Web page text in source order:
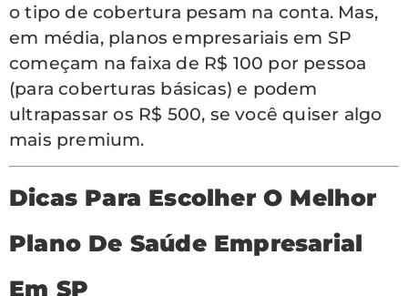
o tipo de cobertura pesam na conta. Mas,
em média, planos empresariais em SP
começam na faixa de R$ 100 por pessoa
(para coberturas básicas) e podem
ultrapassar os R$ 500, se você quiser algo
mais premium.
Dicas Para Escolher O Melhor
Plano De Saúde Empresarial
Em SP